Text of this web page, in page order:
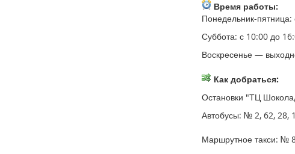
Время работы:
Понедельник-
Суббота: с 10:00 до
Воскресенье —
Как добраться:
Остановки "ТЦ
Автобусы: № 2, 62, 28,
Маршрутное такси: №